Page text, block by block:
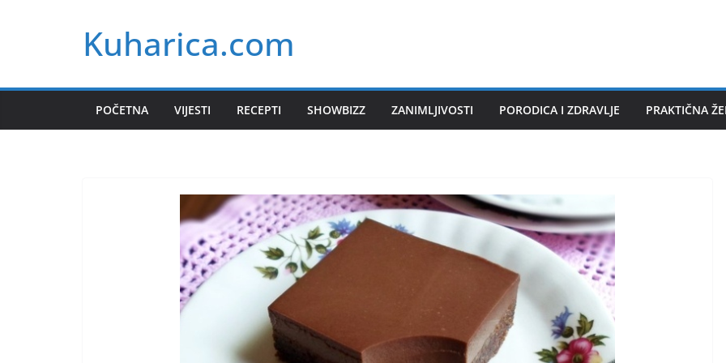
Kuharica.com
POČETNA VIJESTI RECEPTI SHOWBIZZ ZANIMLJIVOSTI PORODICA I ZDRAVLJE PRAKTIČNA